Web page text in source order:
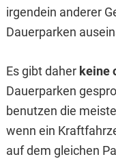
irgendein anderer
Dauerparken
Es gibt daherkeine
Dauerparken
benutzen die
wenn ein
auf dem gleichen